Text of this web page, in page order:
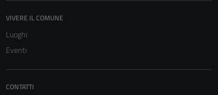
VIVERE IL COMUNE
Luoghi
Eventi
CONTATTI
essere